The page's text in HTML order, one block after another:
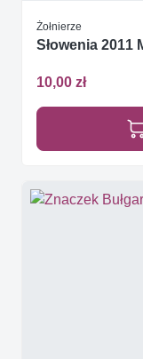
Żołnierze
Słowenia 2011
10,00 zł